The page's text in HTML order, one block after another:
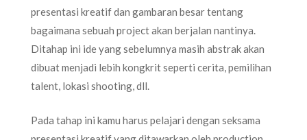
presentasi kreatif dan gambaran besar tentang
bagaimana sebuah project akan berjalan nantinya.
Ditahap ini ide yang sebelumnya masih abstrak akan
dibuat menjadi lebih kongkrit seperti cerita, pemilihan
talent, lokasi shooting, dll.
Pada tahap ini kamu harus pelajari dengan seksama